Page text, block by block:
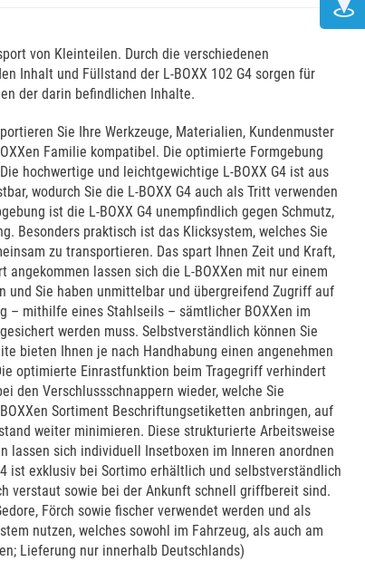
von Kleinteilen. Durch die verschiedenen
Inhalt und Füllstand der L-BOXX 102 G4 sorgen für
der darin befindlichen Inhalte.
Sie Ihre Werkzeuge, Materialien, Kundenmuster
Familie kompatibel. Die optimierte Formgebung
hochwertige und leichtgewichtige L-BOXX G4 ist aus
wodurch Sie die L-BOXX G4 auch als Tritt verwenden
ist die L-BOXX G4 unempfindlich gegen Schmutz,
Besonders praktisch ist das Klicksystem, welches Sie
zu transportieren. Das spart Ihnen Zeit und Kraft,
lassen sich die L-BOXXen mit nur einem
und Sie haben unmittelbar und übergreifend Zugriff auf
– mithilfe eines Stahlseils – sämtlicher BOXXen im
werden muss. Selbstverständlich können Sie
bieten Ihnen je nach Handhabung einen angenehmen
optimierte Einrastfunktion beim Tragegriff verhindert
den Verschlussschnappern wieder, welche Sie
Sortiment Beschriftungsetiketten anbringen, auf
weiter minimieren. Diese strukturierte Arbeitsweise
lassen sich individuell Insetboxen im Inneren anordnen
ist exklusiv bei Sortimo erhältlich und selbstverständlich
verstaut sowie bei der Ankunft schnell griffbereit sind.
Förch sowie fischer verwendet werden und als
nutzen, welches sowohl im Fahrzeug, als auch am
Lieferung nur innerhalb Deutschlands)